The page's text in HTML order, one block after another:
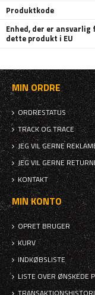
Produktkode
Enhed, der er ansvarlig
dette produkt i EU
MIN ORDRE
ORDRESTATUS
TRACK OG TRACE
JEG VIL GERNE
JEG VIL GERNE
KONTAKT
MIN KONTO
OPRET BRUGER
KURV
INDKØBSLISTE
LISTE OVER ØNSKEDE